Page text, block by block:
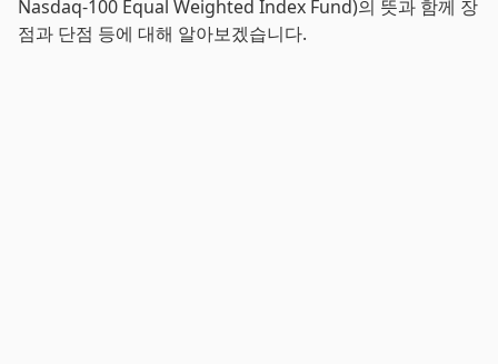
Nasdaq-100 Equal Weighted Index Fund)의 뜻과 함께 장
점과 단점 등에 대해 알아보겠습니다.